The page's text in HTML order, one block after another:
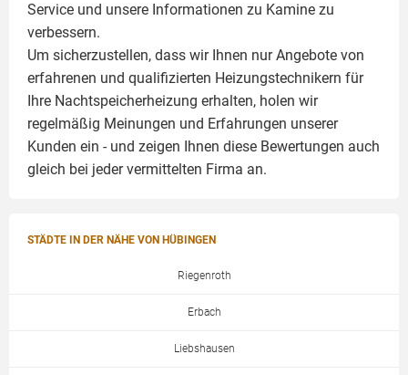
Service und unsere Informationen zu Kamine zu
verbessern.
Um sicherzustellen, dass wir Ihnen nur Angebote von
erfahrenen und qualifizierten Heizungstechnikern für
Ihre Nachtspeicherheizung erhalten, holen wir
regelmäßig Meinungen und Erfahrungen unserer
Kunden ein - und zeigen Ihnen diese Bewertungen auch
gleich bei jeder vermittelten Firma an.
STÄDTE IN DER NÄHE VON HÜBINGEN
Riegenroth
Erbach
Liebshausen